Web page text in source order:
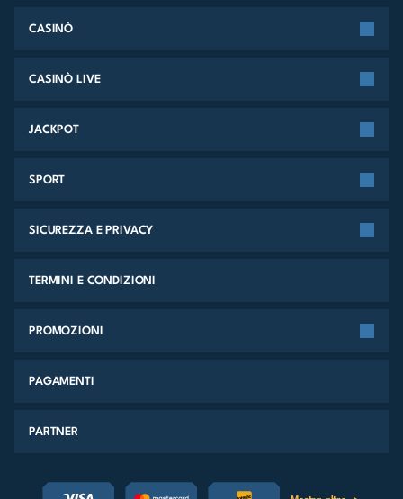
CASINÒ
CASINÒ LIVE
JACKPOT
SPORT
SICUREZZA E PRIVACY
TERMINI E CONDIZIONI
PROMOZIONI
PAGAMENTI
PARTNER